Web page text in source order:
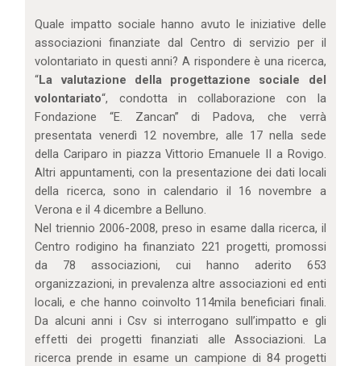
Quale impatto sociale hanno avuto le iniziative delle
associazioni finanziate dal Centro di servizio per il
volontariato in questi anni? A rispondere è una ricerca,
“La valutazione della progettazione sociale del
volontariato“, condotta in collaborazione con la
Fondazione “E. Zancan” di Padova, che verrà
presentata venerdì 12 novembre, alle 17 nella sede
della Cariparo in piazza Vittorio Emanuele II a Rovigo.
Altri appuntamenti, con la presentazione dei dati locali
della ricerca, sono in calendario il 16 novembre a
Verona e il 4 dicembre a Belluno.
Nel triennio 2006-2008, preso in esame dalla ricerca, il
Centro rodigino ha finanziato 221 progetti, promossi
da 78 associazioni, cui hanno aderito 653
organizzazioni, in prevalenza altre associazioni ed enti
locali, e che hanno coinvolto 114mila beneficiari finali.
Da alcuni anni i Csv si interrogano sull’impatto e gli
effetti dei progetti finanziati alle Associazioni. La
ricerca prende in esame un campione di 84 progetti